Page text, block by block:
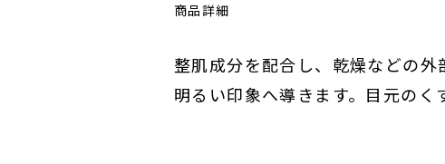
商品詳細
整肌成分を配合し、乾燥などの外
明るい印象へ導きます。目元のく